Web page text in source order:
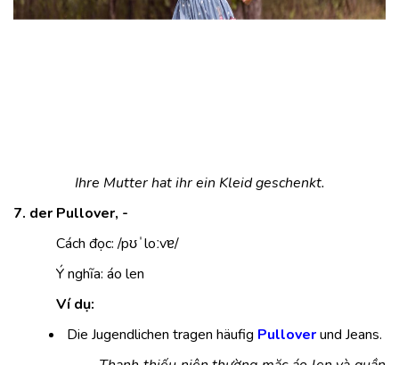
Ihre Mutter hat ihr ein Kleid geschenkt.
7. der Pullover, -
Cách đọc: /pʊˈloːvɐ/
Ý nghĩa: áo len
Ví dụ:
Die Jugendlichen tragen häufig Pulloverund Jeans.